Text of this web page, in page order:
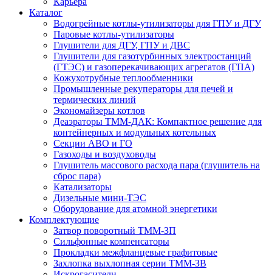
Каталог
Водогрейные котлы-утилизаторы для ГПУ и ДГУ
Паровые котлы-утилизаторы
Глушители для ДГУ, ГПУ и ДВС
Глушители для газотурбинных электростанций
(ГТЭС) и газоперекачивающих агрегатов (ГПА)
Кожухотрубные теплообменники
Промышленные рекуператоры для печей и
термических линий
Экономайзеры котлов
Деаэраторы ТММ-ДАК: Компактное решение для
контейнерных и модульных котельных
Секции АВО и ГО
Газоходы и воздуховоды
Глушитель массового расхода пара (глушитель на
сброс пара)
Катализаторы
Дизельные мини-ТЭС
Оборудование для атомной энергетики
Комплектующие
Затвор поворотный ТММ-ЗП
Сильфонные компенсаторы
Прокладки межфланцевые графитовые
Захлопка выхлопная серии ТММ-ЗВ